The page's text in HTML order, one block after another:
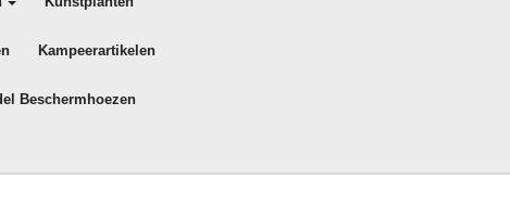
Kampeerartikelen
Beschermhoezen